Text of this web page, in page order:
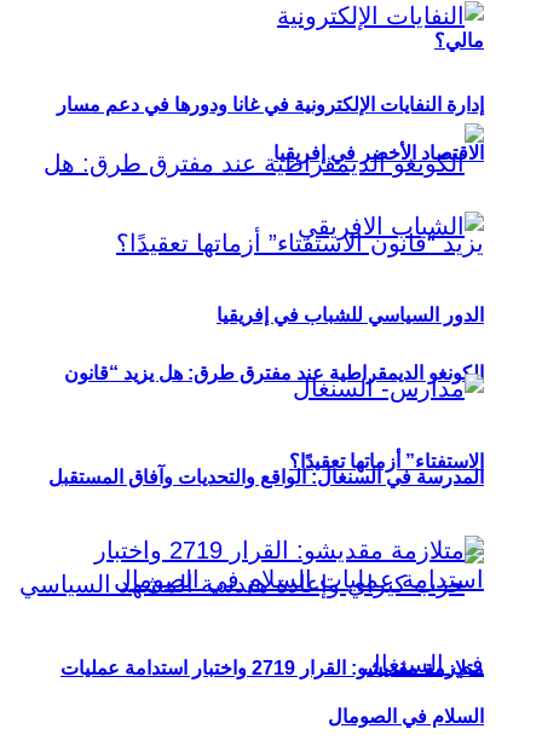
مالي؟
الكونغو الديمقراطية عند مفترق طرق: هل يزيد “قانون
الاستفتاء” أزماتها تعقيدًا؟
إدارة النفايات الإلكترونية في غانا ودورها في دعم مسار
الاقتصاد الأخضر في إفريقيا
الدور السياسي للشباب في إفريقيا
المدرسة في السنغال: الواقع والتحديات وآفاق المستقبل
متلازمة مقديشو: القرار 2719 واختبار استدامة عمليات
السلام في الصومال